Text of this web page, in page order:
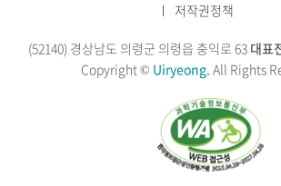
저작권정책
(52140) 경상남도 의령군 의령읍 충익로 63 대표
Copyright © Uiryeong. All Rights